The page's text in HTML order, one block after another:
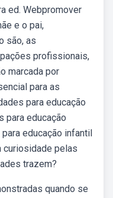
ed. Webpromover
e o pai,
são, as
profissionais,
marcada por
para as
para educação
para educação
educação infantil
curiosidade pelas
trazem?
quando se